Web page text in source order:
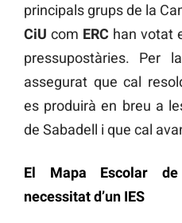
principals grups de la
CiU com ERC han votat
pressupostàries. Per
assegurat que cal
es produirà en breu a
de Sabadell i que cal
El Mapa Escolar
necessitat d’un IES